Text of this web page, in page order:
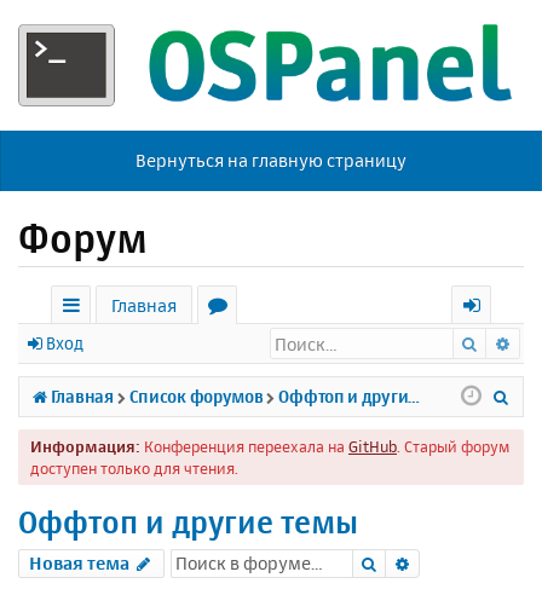
Вернуться на главную страницу
Форум
с
ы
л
к
Главная
р
у
м
х
о
д
Вход Поиск
Главная Список форумов
Информация: Конференция переехала на GitHub . Старый форум
доступен только для чтения.
Оффтоп и другие темы
Новая тема Поиск